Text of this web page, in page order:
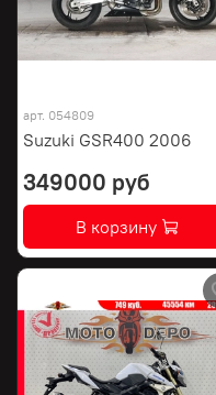
арт. 054809
Suzuki GSR400 2006
349000 руб
В корзину